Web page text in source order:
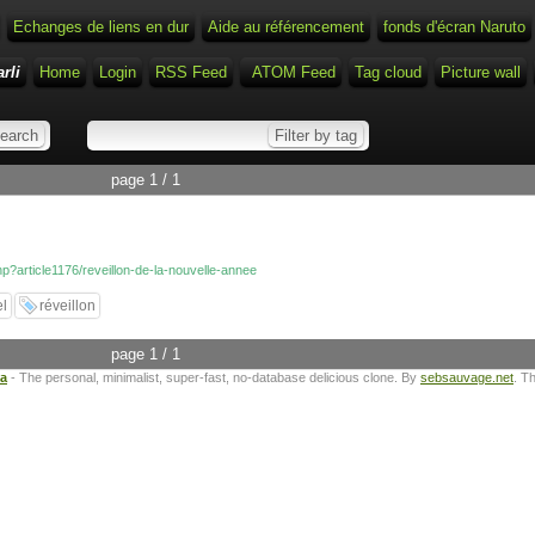
Echanges de liens en dur Aide au référencement fonds d'écran Naruto
Home Login RSS Feed ATOM Feed Tag cloud Picture wall
page 1 / 1
reveillon-de-la-nouvelle-annee
réveillon
page 1 / 1
- The personal, minimalist, super-fast, no-database delicious clone. By sebsauvage.net .